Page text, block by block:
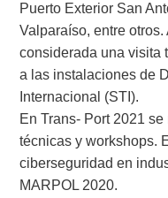
Puerto Exterior San
Valparaíso, entre
considerada una visita
a las instalaciones de
Internacional (STI).
En Trans- Port 2021
técnicas y workshops.
ciberseguridad en
MARPOL 2020.